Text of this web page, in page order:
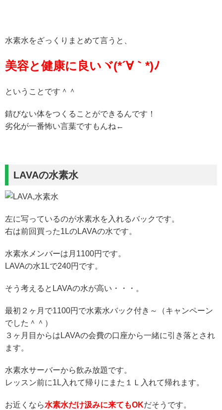
水素水をざっくりまとめて言うと、
美容と健康に良いヾ(*´∀｀*)ﾉ
ということです＾＾
錆びない体をつくることができるんです！
劣化が一番怖い言葉ですもんね←
LAVAの水素水
左に写っているのが水素水を入れるバックです。
右は前回買った1LのLAVAの水です。
水素水メンバーは月1100円です。
LAVAの水1Lで240円です。
そう考えるとLAVAの水が高い・・・。
最初２ヶ月で1100円で水素水バック付き～（キャンペーン
でした＾＾）
３ヶ月目からはLAVAの会費の口座から一緒に引き落とされ
ます。
水素水サーバーから飲み放題です。
レッスン前に1L入れて帰りにまた１Ｌ入れて帰れます。
お近くなら水素水だけ汲みに来てもOKだそうです。